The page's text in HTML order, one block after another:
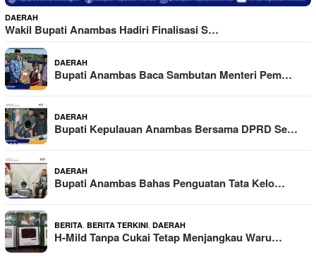
DAERAH
Wakil Bupati Anambas Hadiri Finalisasi S…
DAERAH
Bupati Anambas Baca Sambutan Menteri Pem…
DAERAH
Bupati Kepulauan Anambas Bersama DPRD Se…
DAERAH
Bupati Anambas Bahas Penguatan Tata Kelo…
BERITA, BERITA TERKINI, DAERAH
H-Mild Tanpa Cukai Tetap Menjangkau Waru…